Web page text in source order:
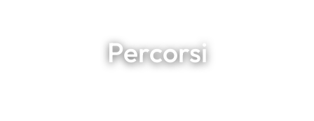
Percorsi